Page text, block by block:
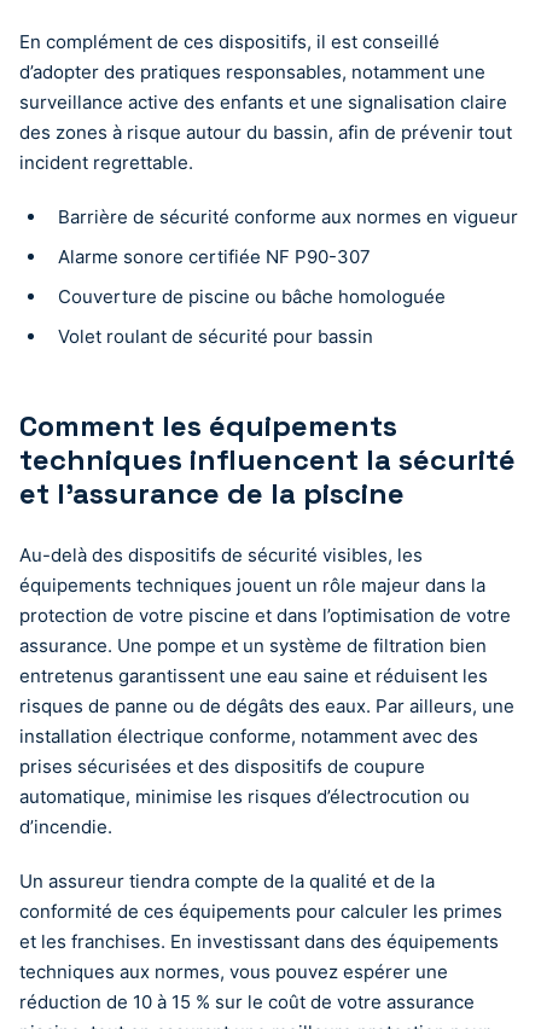
En complément de ces dispositifs, il est conseillé
d’adopter des pratiques responsables, notamment une
surveillance active des enfants et une signalisation claire
des zones à risque autour du bassin, afin de prévenir tout
incident regrettable.
Barrière de sécurité conforme aux normes en vigueur
Alarme sonore certifiée NF P90-307
Couverture de piscine ou bâche homologuée
Volet roulant de sécurité pour bassin
Comment les équipements
techniques influencent la sécurité
et l’assurance de la piscine
Au-delà des dispositifs de sécurité visibles, les
équipements techniques jouent un rôle majeur dans la
protection de votre piscine et dans l’optimisation de votre
assurance. Une pompe et un système de filtration bien
entretenus garantissent une eau saine et réduisent les
risques de panne ou de dégâts des eaux. Par ailleurs, une
installation électrique conforme, notamment avec des
prises sécurisées et des dispositifs de coupure
automatique, minimise les risques d’électrocution ou
d’incendie.
Un assureur tiendra compte de la qualité et de la
conformité de ces équipements pour calculer les primes
et les franchises. En investissant dans des équipements
techniques aux normes, vous pouvez espérer une
réduction de 10 à 15 % sur le coût de votre assurance